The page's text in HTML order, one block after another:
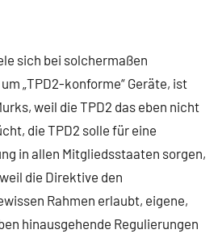
sich bei solchermaßen
„TPD2-konforme“ Geräte, ist
weil die TPD2 das eben nicht
die TPD2 solle für eine
in allen Mitgliedsstaaten sorgen,
die Direktive den
Rahmen erlaubt, eigene,
hinausgehende Regulierungen